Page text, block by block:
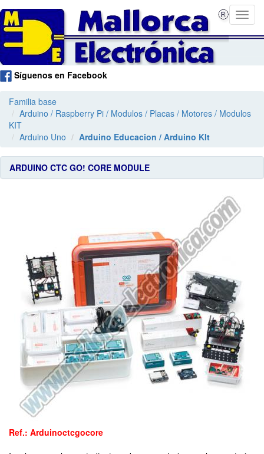
Síguenos en Facebook
Familia base
Arduino / Raspberry Pi / Modulos / Placas / Motores / Modulos
KIT
Arduino Uno
Arduino Educacion / Arduino KIt
ARDUINO CTC GO! CORE MODULE
Ref.: Arduinoctcgocore